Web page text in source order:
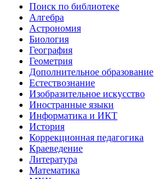
Поиск по библиотеке
Алгебра
Астрономия
Биология
География
Геометрия
Дополнительное образование
Естествознание
Изобразительное искусство
Иностранные языки
Информатика и ИКТ
История
Коррекционная педагогика
Краеведение
Литература
Математика